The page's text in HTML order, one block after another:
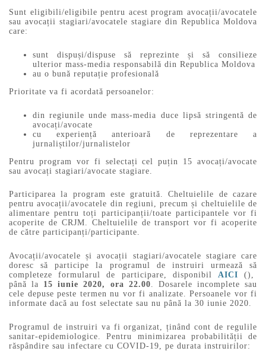
Sunt eligibili/eligibile pentru acest program avocații/avocatele
sau avocații stagiari/avocatele stagiare din Republica Moldova
care:
sunt dispuși/dispuse să reprezinte și să consilieze
ulterior mass-media responsabilă din Republica Moldova
au o bună reputație profesională
Prioritate va fi acordată persoanelor:
din regiunile unde mass-media duce lipsă stringentă de
avocați/avocate
cu experiență anterioară de reprezentare a
jurnaliștilor/jurnalistelor
Pentru program vor fi selectați cel puțin 15 avocați/avocate
sau avocați stagiari/avocate stagiare.
Participarea la program este gratuită. Cheltuielile de cazare
pentru avocații/avocatele din regiuni, precum și cheltuielile de
alimentare pentru toți participanții/toate participantele vor fi
acoperite de CRJM. Cheltuielile de transport vor fi acoperite
de către participanți/participante.
Avocații/avocatele și avocații stagiari/avocatele stagiare care
doresc să participe la programul de instruiri urmează să
completeze formularul de participare, disponibil AICI (),
până la 15 iunie 2020, ora 22.00. Dosarele incomplete sau
cele depuse peste termen nu vor fi analizate. Persoanele vor fi
informate dacă au fost selectate sau nu până la 30 iunie 2020.
Programul de instruiri va fi organizat, ținând cont de regulile
sanitar-epidemiologice. Pentru minimizarea probabilității de
răspândire sau infectare cu COVID-19, pe durata instruirilor: